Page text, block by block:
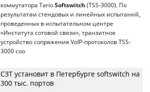
коммутатора Tario Softswitch (TSS-3000). По
результатам стендовых и линейных испытаний,
проведенных в испытательном центре
«Института сотовой связи», транзитное
устройство сопряжения VoIP-протоколов TSS-
3000 соо
СЗТ установит в Петербурге softswitch на
300 тыс. портов